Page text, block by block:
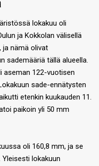
lokakuu oli
ja Kokkolan välisellä
ja nämä olivat
sademääriä tällä alueella.
aseman 122-vuotisen
sade-ennätysten
etenkin kuukauden 11.
paikoin yli 50 mm
oli 160,8 mm, ja se
lokakuun